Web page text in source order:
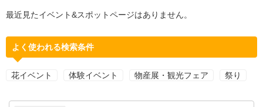
最近見たイベント&スポットページはありません。
よく使われる検索条件
花イベント 体験イベント 物産展・観光フェア 祭り